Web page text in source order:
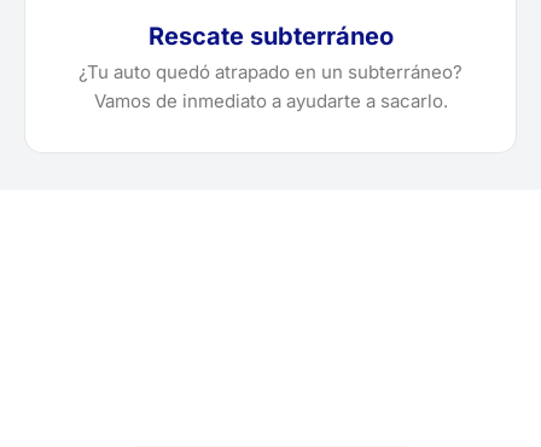
Rescate subterráneo
¿Tu auto quedó atrapado en un subterráneo?
Vamos de inmediato a ayudarte a sacarlo.